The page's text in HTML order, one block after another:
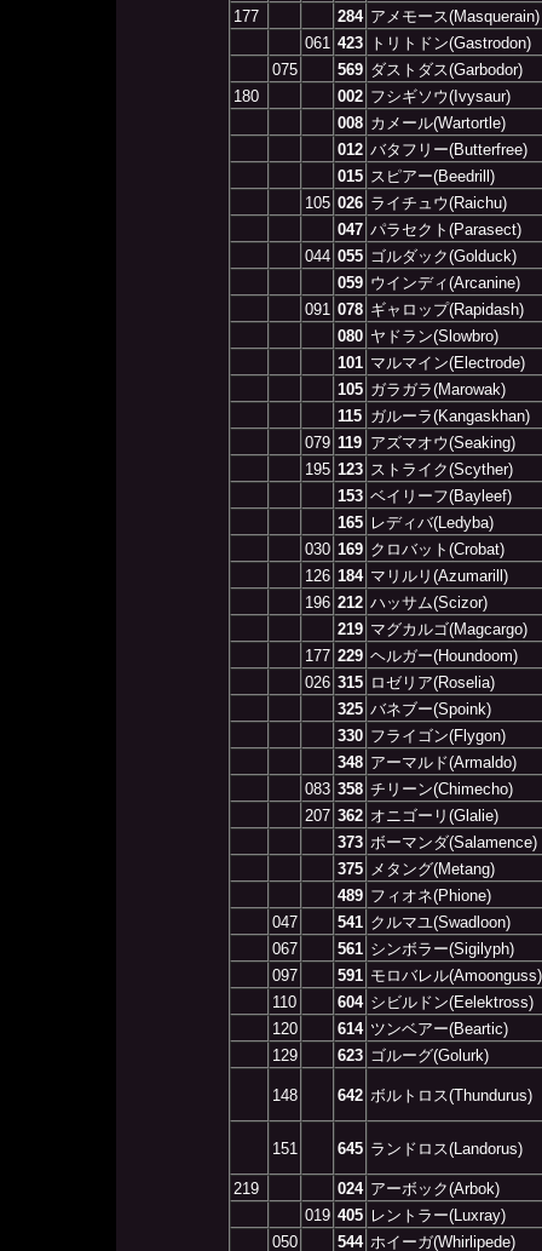
177
284 アメモース(Masquerain)
061 423
トリトドン(Gastrodon)
075
569 ダストダス(Garbodor)
180
002 フシギソウ(Ivysaur)
008 カメール(Wartortle)
012 バタフリー(Butterfree)
015 スピアー(Beedrill)
105 026 ライチュウ(Raichu)
047 パラセクト(Parasect)
044 055 ゴルダック(Golduck)
059 ウインディ(Arcanine)
091 078 ギャロップ(Rapidash)
080 ヤドラン(Slowbro)
101 マルマイン(Electrode)
105 ガラガラ(Marowak)
115 ガルーラ(Kangaskhan)
079 119 アズマオウ(Seaking)
195 123 ストライク(Scyther)
153 ベイリーフ(Bayleef)
165 レディバ(Ledyba)
030 169 クロバット(Crobat)
126 184 マリルリ(Azumarill)
196 212 ハッサム(Scizor)
219 マグカルゴ(Magcargo)
177 229 ヘルガー(Houndoom)
026 315 ロゼリア(Roselia)
325 バネブー(Spoink)
330 フライゴン(Flygon)
348 アーマルド(Armaldo)
083 358 チリーン(Chimecho)
207 362 オニゴーリ(Glalie)
373 ボーマンダ(Salamence)
375
メタング(Metang)
489 フィオネ(Phione)
047
541 クルマユ(Swadloon)
067
561 シンボラー(Sigilyph)
097
591 モロバレル(Amoonguss)
110
604 シビルドン(Eelektross)
120
614 ツンベアー(Beartic)
129
623 ゴルーグ(Golurk)
148 642 ボルトロス(Thundurus)
151 645 ランドロス(Landorus)
219 024 アーボック(Arbok)
019 405 レントラー(Luxray)
050
544 ホイーガ(Whirlipede)